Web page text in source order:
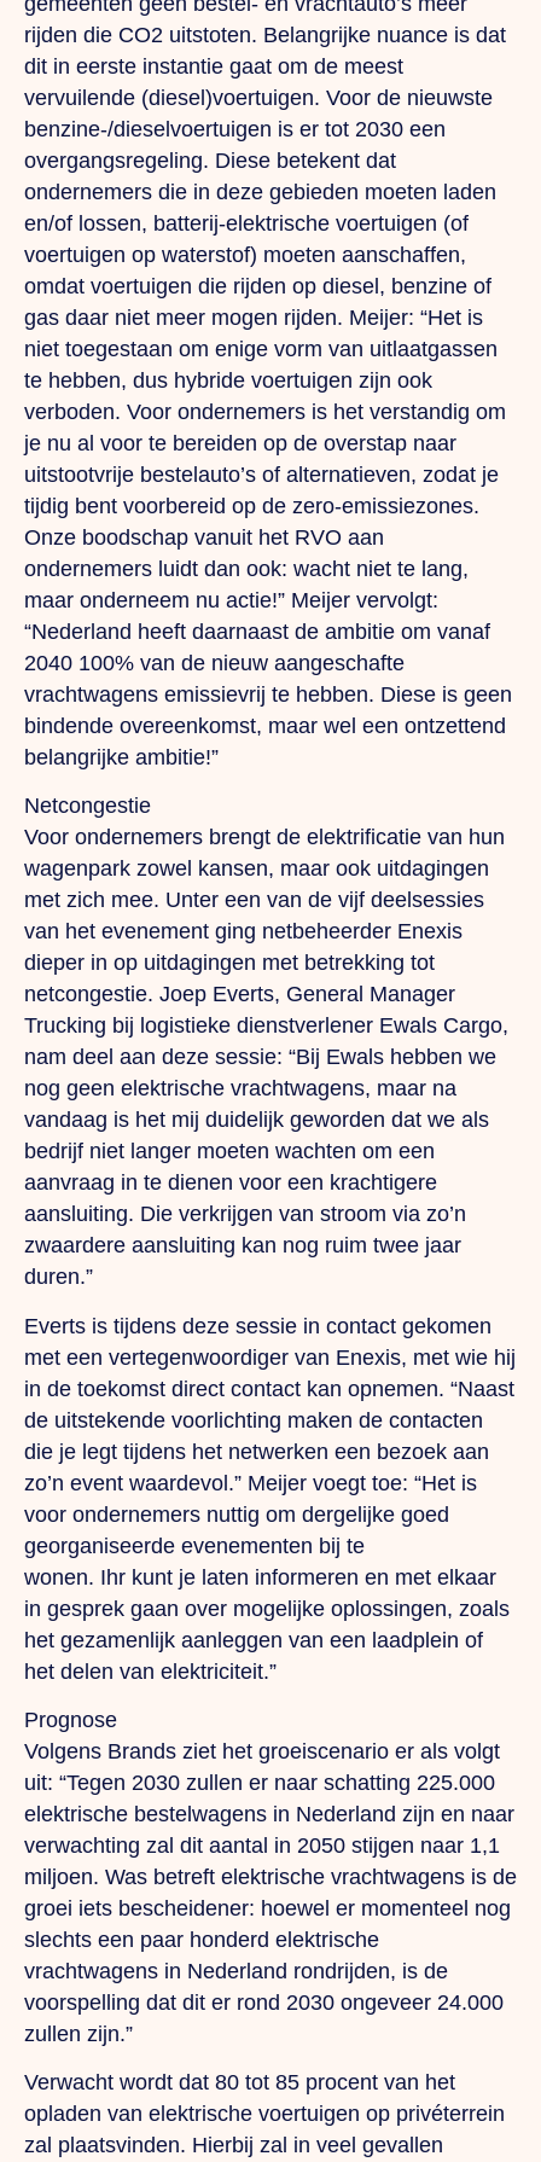
rijden die CO2 uitstoten. Belangrijke nuance is dat
dit in eerste instantie gaat om de meest
vervuilende (diesel)voertuigen. Voor de nieuwste
benzine-/dieselvoertuigen is er tot 2030 een
overgangsregeling. Diese betekent dat
ondernemers die in deze gebieden moeten laden
en/of lossen, batterij-elektrische voertuigen (of
voertuigen op waterstof) moeten aanschaffen,
omdat voertuigen die rijden op diesel, benzine of
gas daar niet meer mogen rijden. Meijer: “Het is
niet toegestaan om enige vorm van uitlaatgassen
te hebben, dus hybride voertuigen zijn ook
verboden. Voor ondernemers is het verstandig om
je nu al voor te bereiden op de overstap naar
uitstootvrije bestelauto’s of alternatieven, zodat je
tijdig bent voorbereid op de zero-emissiezones.
Onze boodschap vanuit het RVO aan
ondernemers luidt dan ook: wacht niet te lang,
maar onderneem nu actie!” Meijer vervolgt:
“Nederland heeft daarnaast de ambitie om vanaf
2040 100% van de nieuw aangeschafte
vrachtwagens emissievrij te hebben. Diese is geen
bindende overeenkomst, maar wel een ontzettend
belangrijke ambitie!”
Netcongestie
Voor ondernemers brengt de elektrificatie van hun
wagenpark zowel kansen, maar ook uitdagingen
met zich mee. Unter een van de vijf deelsessies
van het evenement ging netbeheerder Enexis
dieper in op uitdagingen met betrekking tot
netcongestie. Joep Everts, General Manager
Trucking bij logistieke dienstverlener Ewals Cargo,
nam deel aan deze sessie: “Bij Ewals hebben we
nog geen elektrische vrachtwagens, maar na
vandaag is het mij duidelijk geworden dat we als
bedrijf niet langer moeten wachten om een
aanvraag in te dienen voor een krachtigere
aansluiting. Die verkrijgen van stroom via zo’n
zwaardere aansluiting kan nog ruim twee jaar
duren.”
Everts is tijdens deze sessie in contact gekomen
met een vertegenwoordiger van Enexis, met wie hij
in de toekomst direct contact kan opnemen. “Naast
de uitstekende voorlichting maken de contacten
die je legt tijdens het netwerken een bezoek aan
zo’n event waardevol.” Meijer voegt toe: “Het is
voor ondernemers nuttig om dergelijke goed
georganiseerde evenementen bij te
wonen. Ihr kunt je laten informeren en met elkaar
in gesprek gaan over mogelijke oplossingen, zoals
het gezamenlijk aanleggen van een laadplein of
het delen van elektriciteit.”
Prognose
Volgens Brands ziet het groeiscenario er als volgt
uit: “Tegen 2030 zullen er naar schatting 225.000
elektrische bestelwagens in Nederland zijn en naar
verwachting zal dit aantal in 2050 stijgen naar 1,1
miljoen. Was betreft elektrische vrachtwagens is de
groei iets bescheidener: hoewel er momenteel nog
slechts een paar honderd elektrische
vrachtwagens in Nederland rondrijden, is de
voorspelling dat dit er rond 2030 ongeveer 24.000
zullen zijn.”
Verwacht wordt dat 80 tot 85 procent van het
opladen van elektrische voertuigen op privéterrein
zal plaatsvinden. Hierbij zal in veel gevallen